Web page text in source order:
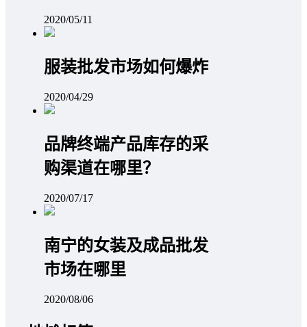
2020/05/11
服装批发市场如何爆炸
2020/04/29
品牌终端产品库存的采
购渠道在哪里？
2020/07/17
南宁的女装及成品批发
市场在哪里
2020/08/06